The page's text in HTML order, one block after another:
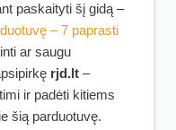
paskaityti šį gidą –
– 7 paprasti
ar saugu
rjd.lt –
ir padėti kitiems
šią parduotuvę.